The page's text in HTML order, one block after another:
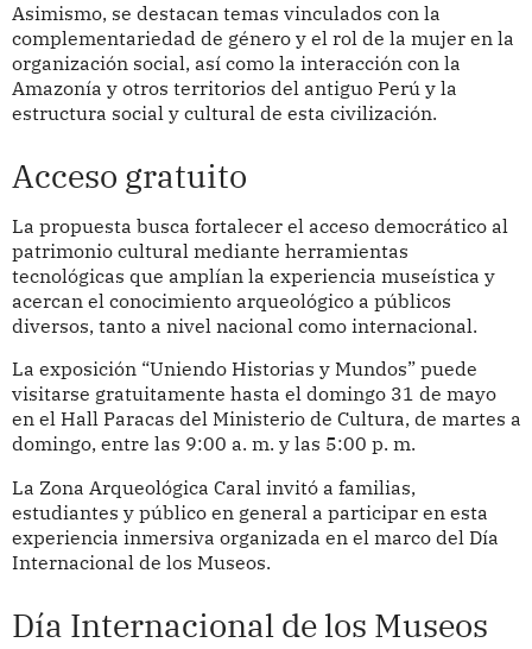
Asimismo, se destacan temas vinculados con la
complementariedad de género y el rol de la mujer en la
organización social, así como la interacción con la
Amazonía y otros territorios del antiguo Perú y la
estructura social y cultural de esta civilización.
Acceso gratuito
La propuesta busca fortalecer el acceso democrático al
patrimonio cultural mediante herramientas
tecnológicas que amplían la experiencia museística y
acercan el conocimiento arqueológico a públicos
diversos, tanto a nivel nacional como internacional.
La exposición “Uniendo Historias y Mundos” puede
visitarse gratuitamente hasta el domingo 31 de mayo
en el Hall Paracas del Ministerio de Cultura, de martes a
domingo, entre las 9:00 a. m. y las 5:00 p. m.
La Zona Arqueológica Caral invitó a familias,
estudiantes y público en general a participar en esta
experiencia inmersiva organizada en el marco del Día
Internacional de los Museos.
Día Internacional de los Museos